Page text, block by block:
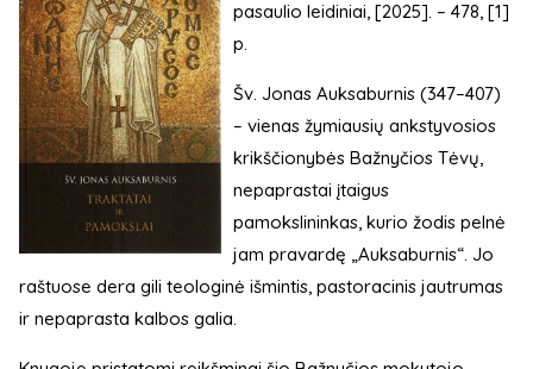
pasaulio leidiniai, [2025]. – 478, [1]
p.
Šv. Jonas Auksaburnis (347–407)
– vienas žymiausių ankstyvosios
krikščionybės Bažnyčios Tėvų,
nepaprastai įtaigus
pamokslininkas, kurio žodis pelnė
jam pravardę „Auksaburnis“. Jo
raštuose dera gili teologinė išmintis, pastoracinis jautrumas
ir nepaprasta kalbos galia.